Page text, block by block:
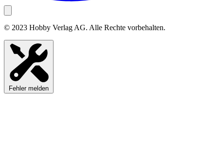
© 2023 Hobby Verlag AG. Alle Rechte vorbehalten.
Fehler melden